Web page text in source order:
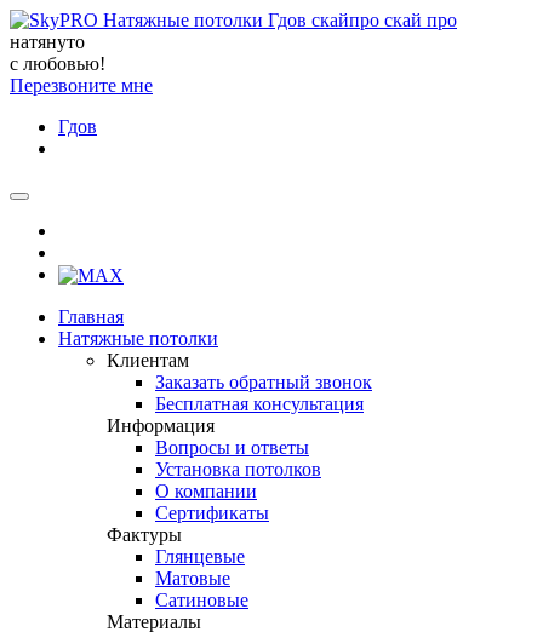
натянуто
с любовью!
Перезвоните мне
Гдов
Главная
Натяжные потолки
Клиентам
Заказать обратный звонок
Бесплатная консультация
Информация
Вопросы и ответы
Установка потолков
О компании
Сертификаты
Фактуры
Глянцевые
Матовые
Сатиновые
Материалы